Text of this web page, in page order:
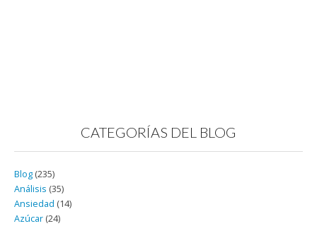
CATEGORÍAS DEL BLOG
Blog (235)
Análisis (35)
Ansiedad (14)
Azúcar (24)